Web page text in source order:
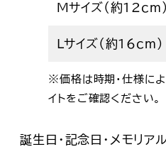
Mサイズ（約12cm）
Lサイズ（約16cm）
※価格は時期・仕様によ
イトをご確認ください。
誕生日・記念日・メモリア